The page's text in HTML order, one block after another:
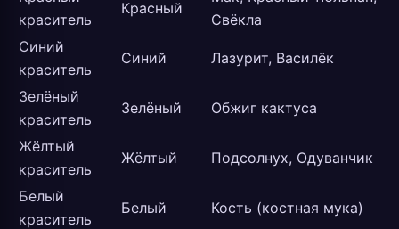
краситель
Красный
Свёкла
Синий
краситель
Синий Лазурит, Василёк
Зелёный
краситель
Зелёный Обжиг кактуса
Жёлтый
краситель
Жёлтый Подсолнух, Одуванчик
Белый
краситель
Белый Кость (костная мука)